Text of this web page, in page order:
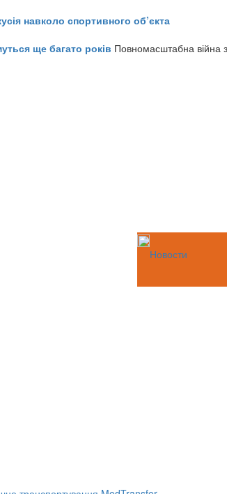
навколо спортивного об’єкта
ще багато років Повномасштабна війна
Новости